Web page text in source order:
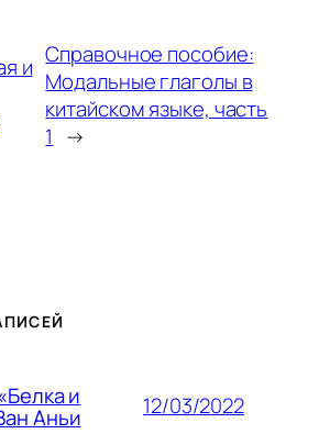
и Справочное пособие:
Модальные глаголы в
китайском языке, часть
1 →
и
Аньи 12/03/2022